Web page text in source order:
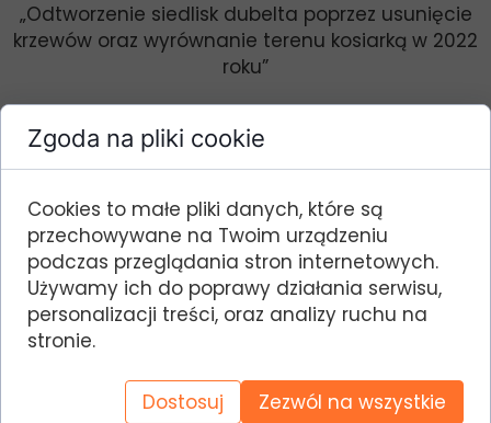
„Odtworzenie siedlisk dubelta poprzez usunięcie
krzewów oraz wyrównanie terenu kosiarką w 2022
roku”
Krajowego Programu Ochrony Dubelta – etap I”
LIFEGALLINAGO ACTION PLAN (LIFE17
NAT/PL/000015), współfinansowanego przez Unię
Europejską w ramach Instrumentu Finansowego
LIFE (nr umowy LIFE17 NAT/PL/000015) oraz przez
Narodowy Fundusz Ochrony Środowiska i
Gospodarki Wodnej (nr umowy
266/2018/Wn50/OP-WK/LF/D). Postępowanie
prowadzone jest zgodnie z postanowieniami
Regulaminu postępowań o udzielenie zamówień
w ramach Projektu.
Zgoda na pliki cookie
Cookies to małe pliki danych, które są
przechowywane na Twoim urządzeniu
podczas przeglądania stron internetowych.
Używamy ich do poprawy działania serwisu,
personalizacji treści, oraz analizy ruchu na
stronie.
Dostosuj Zezwól na wszystkie